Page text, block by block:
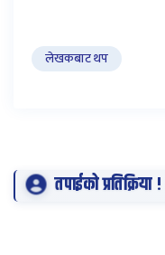
लेखकबाट थप
तपाईको प्रतिक्रिया !